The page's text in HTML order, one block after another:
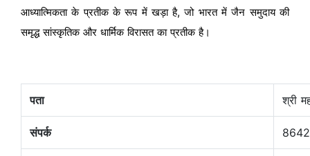
आध्यात्मिकता के प्रतीक के रूप में खड़ा है, जो भारत में जैन समुदाय की
समृद्ध सांस्कृतिक और धार्मिक विरासत का प्रतीक है।
पता श्री
संपर्क